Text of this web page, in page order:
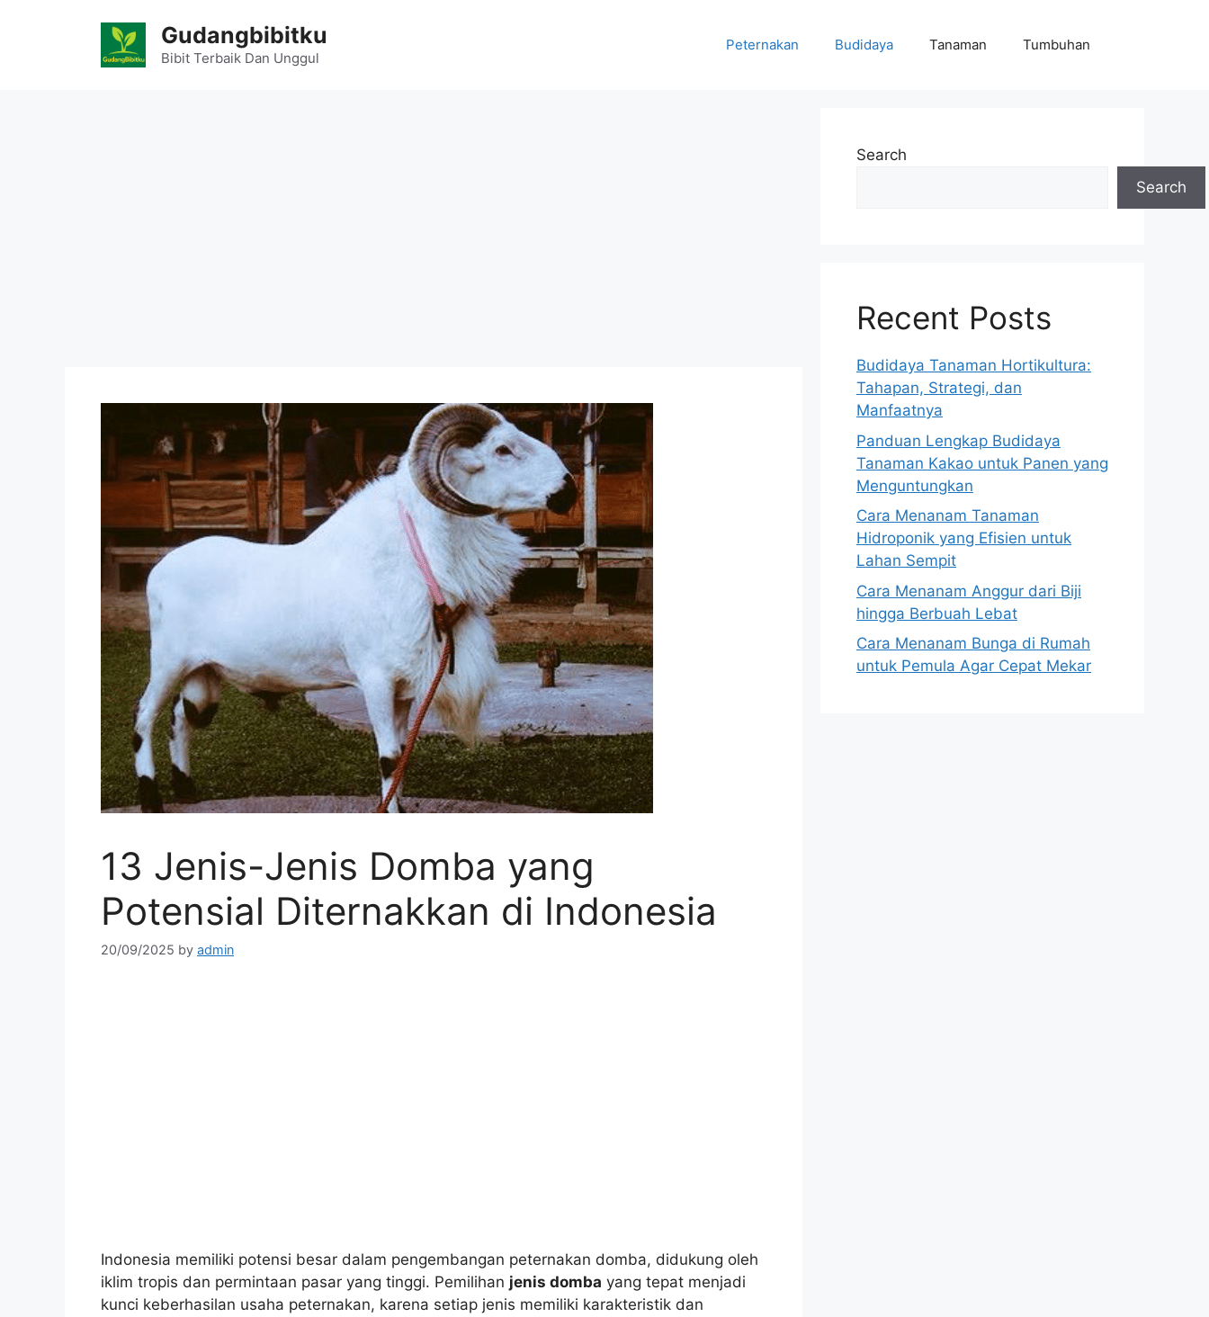
Gudangbibitku
Bibit Terbaik Dan Unggul
Peternakan Budidaya Tanaman Tumbuhan
13 Jenis-Jenis Domba yang
Potensial Diternakkan di Indonesia
20/09/2025 by admin
Indonesia memiliki potensi besar dalam pengembangan peternakan domba, didukung oleh
iklim tropis dan permintaan pasar yang tinggi. Pemilihan jenis domba yang tepat menjadi
kunci keberhasilan usaha peternakan, karena setiap jenis memiliki karakteristik dan
Search
Search
Recent Posts
Budidaya Tanaman Hortikultura:
Tahapan, Strategi, dan
Manfaatnya
Panduan Lengkap Budidaya
Tanaman Kakao untuk Panen yang
Menguntungkan
Cara Menanam Tanaman
Hidroponik yang Efisien untuk
Lahan Sempit
Cara Menanam Anggur dari Biji
hingga Berbuah Lebat
Cara Menanam Bunga di Rumah
untuk Pemula Agar Cepat Mekar